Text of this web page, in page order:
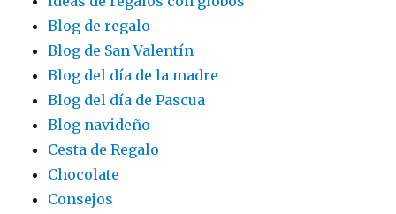
Blog de regalo
Blog de San Valentín
Blog del día de la madre
Blog del día de Pascua
Blog navideño
Cesta de Regalo
Chocolate
Consejos